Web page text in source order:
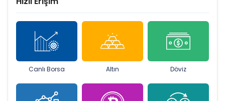
Canlı Borsa Altın Döviz